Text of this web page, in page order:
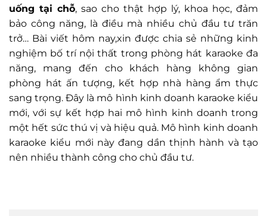
uống tại chỗ, sao cho thật hợp lý, khoa học, đảm
bảo công năng, là điều mà nhiều chủ đầu tư trăn
trở… Bài viết hôm nay,xin được chia sẻ những kinh
nghiệm bố trí nội thất trong phòng hát karaoke đa
năng, mang đến cho khách hàng không gian
phòng hát ấn tượng, kết hợp nhà hàng ẩm thực
sang trọng. Đây là mô hình kinh doanh karaoke kiểu
mới, với sự kết hợp hai mô hình kinh doanh trong
một hết sức thú vị và hiệu quả. Mô hình kinh doanh
karaoke kiểu mới này đang dần thịnh hành và tạo
nên nhiều thành công cho chủ đầu tư.